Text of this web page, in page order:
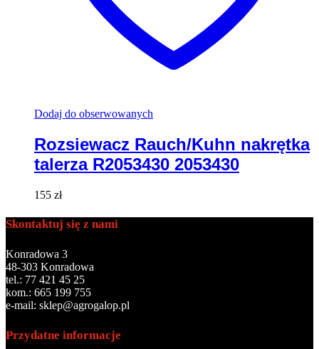
Dodaj do obserwowanych
Rozsiewacz Rauch/Kuhn nakrętka
talerza R2053430 2053430
155 zł
Skontaktuj się z nami
Konradowa 3
48-303 Konradowa
tel.: 77 421 45 25
kom.: 665 199 755
e-mail: sklep@agrogalop.pl
Przydatne informacje